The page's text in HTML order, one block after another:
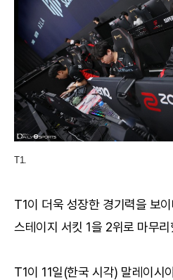
T1.
T1이 더욱 성장한 경기력을 보
스테이지 서킷 1을 2위로 마무리
T1이 11일(한국 시각) 말레이시